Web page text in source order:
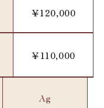
￥120,000
￥110,000
Ag